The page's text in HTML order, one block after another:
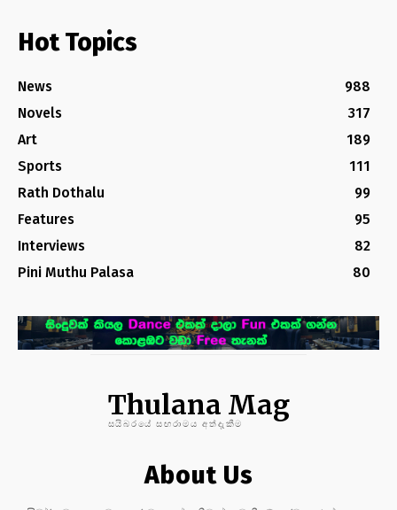
Hot Topics
News
988
Novels
317
Art
189
Sports
111
Rath Dothalu
99
Features
95
Interviews
82
Pini Muthu Palasa
80
Thulana Mag
සයිබරයේ සඟරාමය අත්දැකීම
About Us